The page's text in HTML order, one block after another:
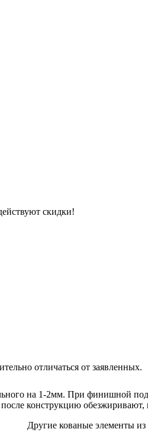
скидки!
отличаться от заявленных.
на 1-2мм. При финишной
конструкцию обезжиривают,
Другие кованые элементы из